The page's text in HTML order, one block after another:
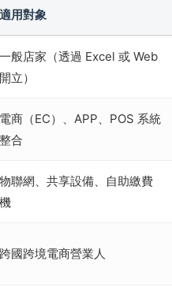
適用對象
一般店家（透過 Excel 或 Web
開立）
電商（EC）、APP、POS 系統
整合
物聯網、共享設備、自助繳費
機
跨國跨境電商營業人